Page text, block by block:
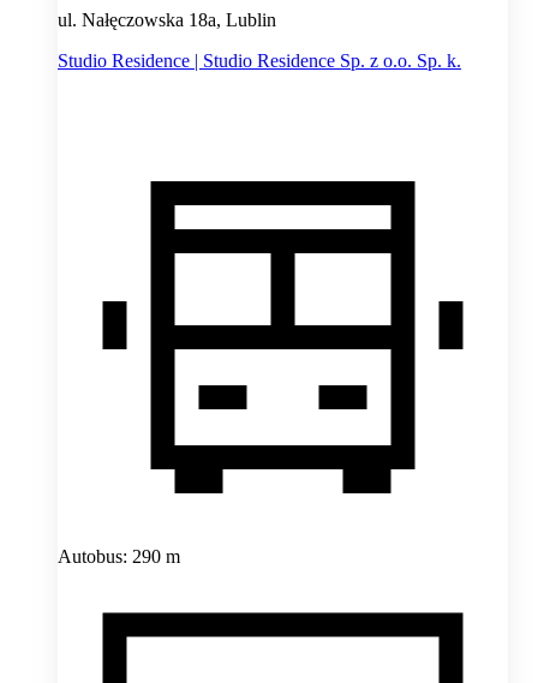
ul. Nałęczowska 18a, Lublin
Studio Residence | Studio Residence Sp. z o.o. Sp. k.
Autobus: 290 m